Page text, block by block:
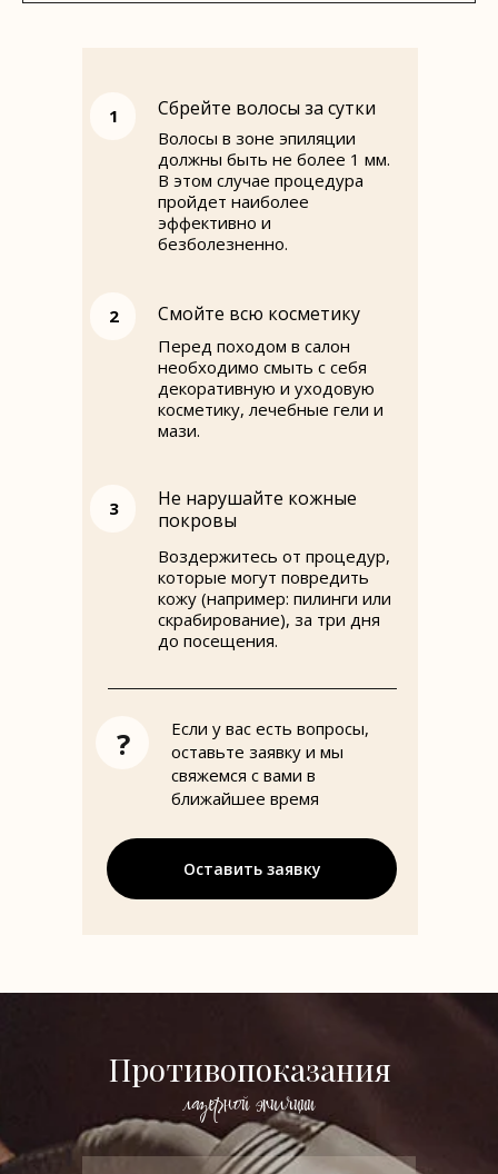
Если у вас есть вопросы,
оставьте заявку и мы
свяжемся с вами в
ближайшее время
Воздержитесь от процедур,
которые могут повредить
кожу (например: пилинги или
скрабирование), за три дня
до посещения.
Не нарушайте кожные
покровы
Оставить заявку
Сбрейте волосы за сутки
Волосы в зоне эпиляции
должны быть не более 1 мм.
В этом случае процедура
пройдет наиболее
эффективно и
безболезненно.
?
Смойте всю косметику
Перед походом в салон
необходимо смыть с себя
декоративную и уходовую
косметику, лечебные гели и
мази.
3
2
1
Как ухаживать за кожей
после процедуры:
Защищайте кожу от солнца
кремом с SPF и не загорайте
Противопоказания
лазерной эпиляции